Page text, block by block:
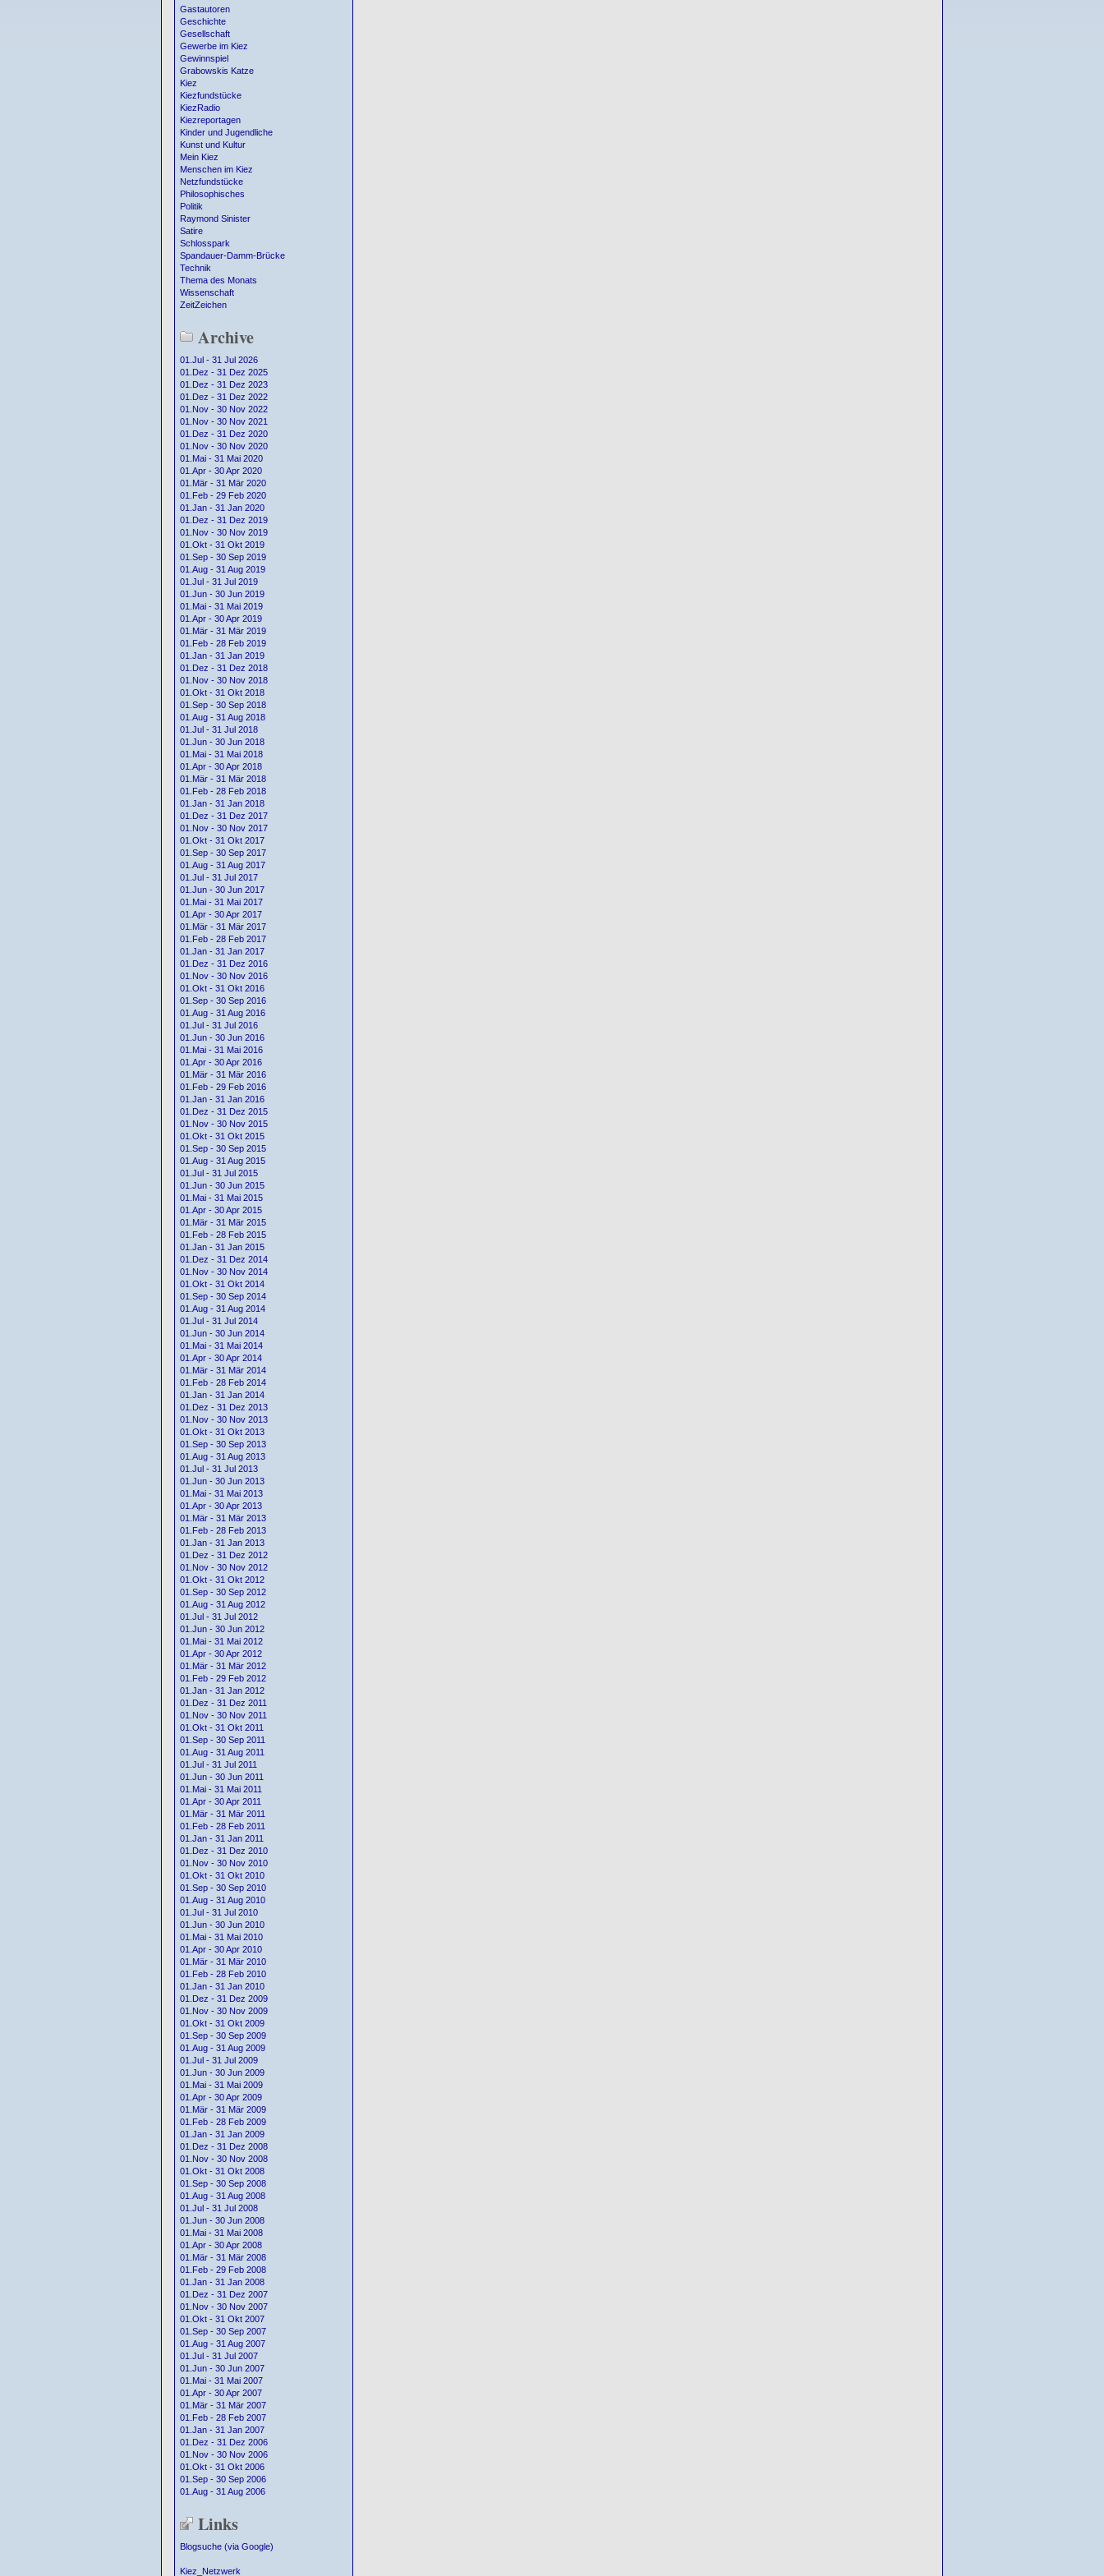
Gastautoren
Geschichte
Gesellschaft
Gewerbe im Kiez
Gewinnspiel
Grabowskis Katze
Kiez
Kiezfundstücke
KiezRadio
Kiezreportagen
Kinder und Jugendliche
Kunst und Kultur
Mein Kiez
Menschen im Kiez
Netzfundstücke
Philosophisches
Politik
Raymond Sinister
Satire
Schlosspark
Spandauer-Damm-Brücke
Technik
Thema des Monats
Wissenschaft
ZeitZeichen
Archive
01.Jul - 31 Jul 2026
01.Dez - 31 Dez 2025
01.Dez - 31 Dez 2023
01.Dez - 31 Dez 2022
01.Nov - 30 Nov 2022
01.Nov - 30 Nov 2021
01.Dez - 31 Dez 2020
01.Nov - 30 Nov 2020
01.Mai - 31 Mai 2020
01.Apr - 30 Apr 2020
01.Mär - 31 Mär 2020
01.Feb - 29 Feb 2020
01.Jan - 31 Jan 2020
01.Dez - 31 Dez 2019
01.Nov - 30 Nov 2019
01.Okt - 31 Okt 2019
01.Sep - 30 Sep 2019
01.Aug - 31 Aug 2019
01.Jul - 31 Jul 2019
01.Jun - 30 Jun 2019
01.Mai - 31 Mai 2019
01.Apr - 30 Apr 2019
01.Mär - 31 Mär 2019
01.Feb - 28 Feb 2019
01.Jan - 31 Jan 2019
01.Dez - 31 Dez 2018
01.Nov - 30 Nov 2018
01.Okt - 31 Okt 2018
01.Sep - 30 Sep 2018
01.Aug - 31 Aug 2018
01.Jul - 31 Jul 2018
01.Jun - 30 Jun 2018
01.Mai - 31 Mai 2018
01.Apr - 30 Apr 2018
01.Mär - 31 Mär 2018
01.Feb - 28 Feb 2018
01.Jan - 31 Jan 2018
01.Dez - 31 Dez 2017
01.Nov - 30 Nov 2017
01.Okt - 31 Okt 2017
01.Sep - 30 Sep 2017
01.Aug - 31 Aug 2017
01.Jul - 31 Jul 2017
01.Jun - 30 Jun 2017
01.Mai - 31 Mai 2017
01.Apr - 30 Apr 2017
01.Mär - 31 Mär 2017
01.Feb - 28 Feb 2017
01.Jan - 31 Jan 2017
01.Dez - 31 Dez 2016
01.Nov - 30 Nov 2016
01.Okt - 31 Okt 2016
01.Sep - 30 Sep 2016
01.Aug - 31 Aug 2016
01.Jul - 31 Jul 2016
01.Jun - 30 Jun 2016
01.Mai - 31 Mai 2016
01.Apr - 30 Apr 2016
01.Mär - 31 Mär 2016
01.Feb - 29 Feb 2016
01.Jan - 31 Jan 2016
01.Dez - 31 Dez 2015
01.Nov - 30 Nov 2015
01.Okt - 31 Okt 2015
01.Sep - 30 Sep 2015
01.Aug - 31 Aug 2015
01.Jul - 31 Jul 2015
01.Jun - 30 Jun 2015
01.Mai - 31 Mai 2015
01.Apr - 30 Apr 2015
01.Mär - 31 Mär 2015
01.Feb - 28 Feb 2015
01.Jan - 31 Jan 2015
01.Dez - 31 Dez 2014
01.Nov - 30 Nov 2014
01.Okt - 31 Okt 2014
01.Sep - 30 Sep 2014
01.Aug - 31 Aug 2014
01.Jul - 31 Jul 2014
01.Jun - 30 Jun 2014
01.Mai - 31 Mai 2014
01.Apr - 30 Apr 2014
01.Mär - 31 Mär 2014
01.Feb - 28 Feb 2014
01.Jan - 31 Jan 2014
01.Dez - 31 Dez 2013
01.Nov - 30 Nov 2013
01.Okt - 31 Okt 2013
01.Sep - 30 Sep 2013
01.Aug - 31 Aug 2013
01.Jul - 31 Jul 2013
01.Jun - 30 Jun 2013
01.Mai - 31 Mai 2013
01.Apr - 30 Apr 2013
01.Mär - 31 Mär 2013
01.Feb - 28 Feb 2013
01.Jan - 31 Jan 2013
01.Dez - 31 Dez 2012
01.Nov - 30 Nov 2012
01.Okt - 31 Okt 2012
01.Sep - 30 Sep 2012
01.Aug - 31 Aug 2012
01.Jul - 31 Jul 2012
01.Jun - 30 Jun 2012
01.Mai - 31 Mai 2012
01.Apr - 30 Apr 2012
01.Mär - 31 Mär 2012
01.Feb - 29 Feb 2012
01.Jan - 31 Jan 2012
01.Dez - 31 Dez 2011
01.Nov - 30 Nov 2011
01.Okt - 31 Okt 2011
01.Sep - 30 Sep 2011
01.Aug - 31 Aug 2011
01.Jul - 31 Jul 2011
01.Jun - 30 Jun 2011
01.Mai - 31 Mai 2011
01.Apr - 30 Apr 2011
01.Mär - 31 Mär 2011
01.Feb - 28 Feb 2011
01.Jan - 31 Jan 2011
01.Dez - 31 Dez 2010
01.Nov - 30 Nov 2010
01.Okt - 31 Okt 2010
01.Sep - 30 Sep 2010
01.Aug - 31 Aug 2010
01.Jul - 31 Jul 2010
01.Jun - 30 Jun 2010
01.Mai - 31 Mai 2010
01.Apr - 30 Apr 2010
01.Mär - 31 Mär 2010
01.Feb - 28 Feb 2010
01.Jan - 31 Jan 2010
01.Dez - 31 Dez 2009
01.Nov - 30 Nov 2009
01.Okt - 31 Okt 2009
01.Sep - 30 Sep 2009
01.Aug - 31 Aug 2009
01.Jul - 31 Jul 2009
01.Jun - 30 Jun 2009
01.Mai - 31 Mai 2009
01.Apr - 30 Apr 2009
01.Mär - 31 Mär 2009
01.Feb - 28 Feb 2009
01.Jan - 31 Jan 2009
01.Dez - 31 Dez 2008
01.Nov - 30 Nov 2008
01.Okt - 31 Okt 2008
01.Sep - 30 Sep 2008
01.Aug - 31 Aug 2008
01.Jul - 31 Jul 2008
01.Jun - 30 Jun 2008
01.Mai - 31 Mai 2008
01.Apr - 30 Apr 2008
01.Mär - 31 Mär 2008
01.Feb - 29 Feb 2008
01.Jan - 31 Jan 2008
01.Dez - 31 Dez 2007
01.Nov - 30 Nov 2007
01.Okt - 31 Okt 2007
01.Sep - 30 Sep 2007
01.Aug - 31 Aug 2007
01.Jul - 31 Jul 2007
01.Jun - 30 Jun 2007
01.Mai - 31 Mai 2007
01.Apr - 30 Apr 2007
01.Mär - 31 Mär 2007
01.Feb - 28 Feb 2007
01.Jan - 31 Jan 2007
01.Dez - 31 Dez 2006
01.Nov - 30 Nov 2006
01.Okt - 31 Okt 2006
01.Sep - 30 Sep 2006
01.Aug - 31 Aug 2006
Links
Blogsuche (via Google)
Kiez_Netzwerk